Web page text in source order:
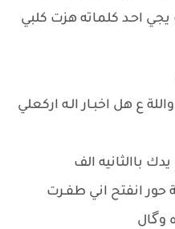
احـد كلماته هزت كلبي
ع هل اخبـار الـه اركعلي
باالثانيه الف
انفتح اني طفـرت
وگال